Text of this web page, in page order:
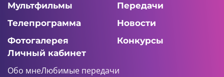
Мультфильмы
Передачи
Телепрограмма
Новости
Фотогалерея
Конкурсы
Личный кабинет
Обо мнеЛюбимые передачи